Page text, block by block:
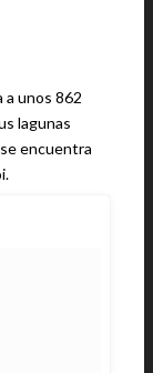
a unos 862
lagunas
encuentra